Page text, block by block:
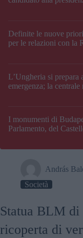
Definite le nuove
per le relazioni con la
L’Ungheria si prepara
emergenza; la
I monumenti di
Parlamento, del
András
Società
Statua BLM di
ricoperta di